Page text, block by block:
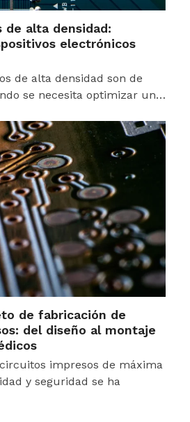
de alta densidad:
electrónicos
de alta densidad son de
se necesita optimizar un…
de fabricación de
del diseño al montaje
impresos de máxima
y seguridad se ha